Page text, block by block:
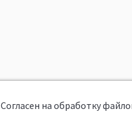
Согласен на обработку